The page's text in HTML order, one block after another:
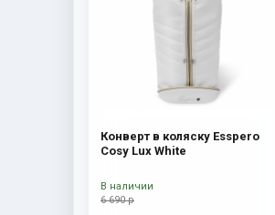
Конверт в коляску Esspero
Cosy Lux White
6 690 р
В наличии